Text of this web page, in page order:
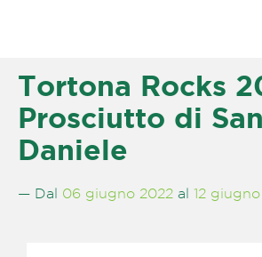
Tortona Rocks
Prosciutto di San
Daniele
— Dal 06 giugno 2022 al 12